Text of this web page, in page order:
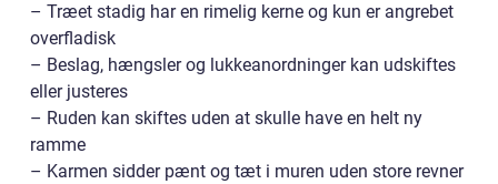
– Træet stadig har en rimelig kerne og kun er angrebet
overfladisk
– Beslag, hængsler og lukkeanordninger kan udskiftes
eller justeres
– Ruden kan skiftes uden at skulle have en helt ny
ramme
– Karmen sidder pænt og tæt i muren uden store revner